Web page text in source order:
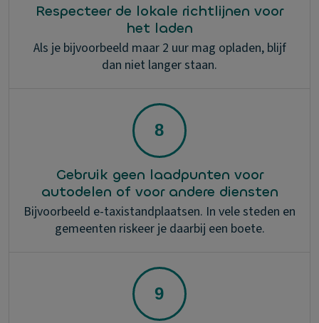
Respecteer de lokale richtlijnen voor
het laden
Als je bijvoorbeeld maar 2 uur mag opladen, blijf
dan niet langer staan.
Gebruik geen laadpunten voor
autodelen of voor andere diensten
Bijvoorbeeld e-taxistandplaatsen. In vele steden en
gemeenten riskeer je daarbij een boete.